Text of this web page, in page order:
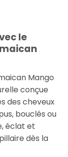
le
Mango
conçue
des cheveux
bouclés ou
éclat et
dès la